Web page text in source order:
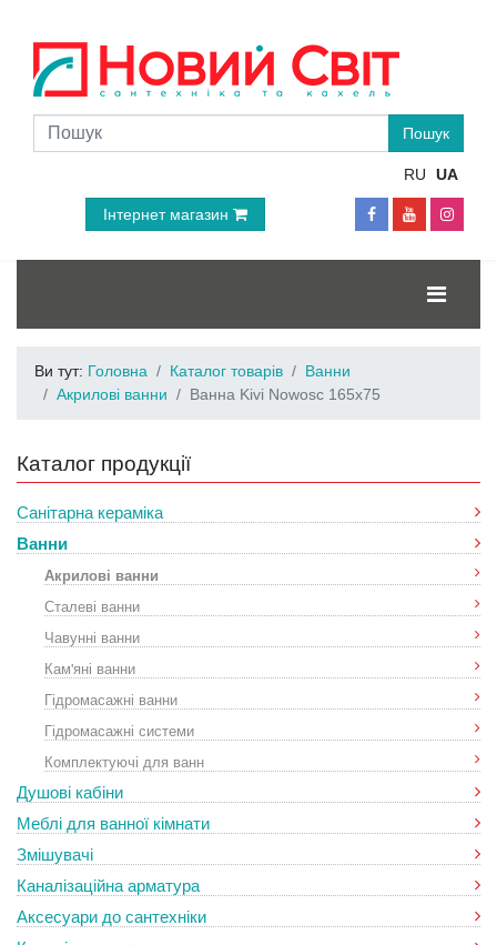
RU UA
Інтернет магазин
Ви тут: Головна Каталог товарів
Ванни
Акрилові ванни
Ванна Kivi Nowosc 165x75
Каталог продукції
Санітарна кераміка
Ванни
Акрилові ванни
Сталеві ванни
Чавунні ванни
Кам'яні ванни
Гідромасажні ванни
Гідромасажні системи
Комплектуючі для ванн
Душові кабіни
Меблі для ванної кімнати
Змішувачі
Каналізаційна арматура
Аксесуари до сантехніки